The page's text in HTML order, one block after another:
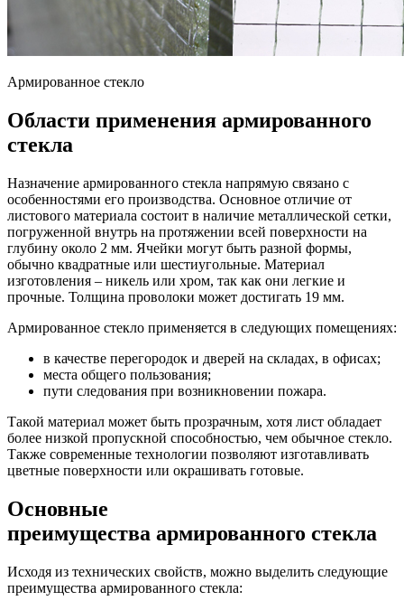
Армированное стекло
Области применения армированного
стекла
Назначение армированного стекла напрямую связано с
особенностями его производства. Основное отличие от
листового материала состоит в наличие металлической сетки,
погруженной внутрь на протяжении всей поверхности на
глубину около 2 мм. Ячейки могут быть разной формы,
обычно квадратные или шестиугольные. Материал
изготовления – никель или хром, так как они легкие и
прочные. Толщина проволоки может достигать 19 мм.
Армированное стекло применяется в следующих помещениях:
в качестве перегородок и дверей на складах, в офисах;
места общего пользования;
пути следования при возникновении пожара.
Такой материал может быть прозрачным, хотя лист обладает
более низкой пропускной способностью, чем обычное стекло.
Также современные технологии позволяют изготавливать
цветные поверхности или окрашивать готовые.
Основные
преимущества армированного стекла
Исходя из технических свойств, можно выделить следующие
преимущества армированного стекла: